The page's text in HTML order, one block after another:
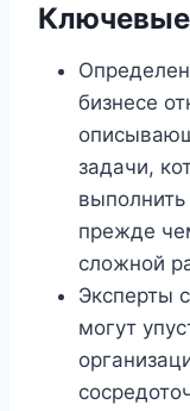
бизнесе
задачи,
прежде
сложной
Эксперты
могут